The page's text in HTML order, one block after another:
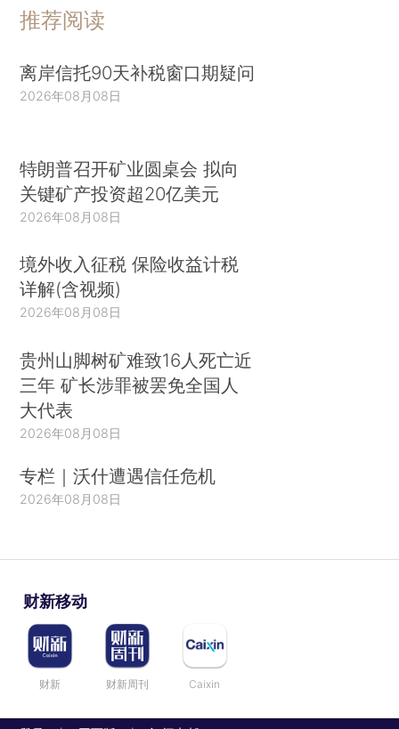
推荐阅读
离岸信托90天补税窗口期疑问
2026年08月08日
特朗普召开矿业圆桌会 拟向
关键矿产投资超20亿美元
2026年08月08日
境外收入征税 保险收益计税
详解(含视频)
2026年08月08日
贵州山脚树矿难致16人死亡近
三年 矿长涉罪被罢免全国人
大代表
2026年08月08日
专栏｜沃什遭遇信任危机
2026年08月08日
财新移动
财新 财新周刊 Caixin